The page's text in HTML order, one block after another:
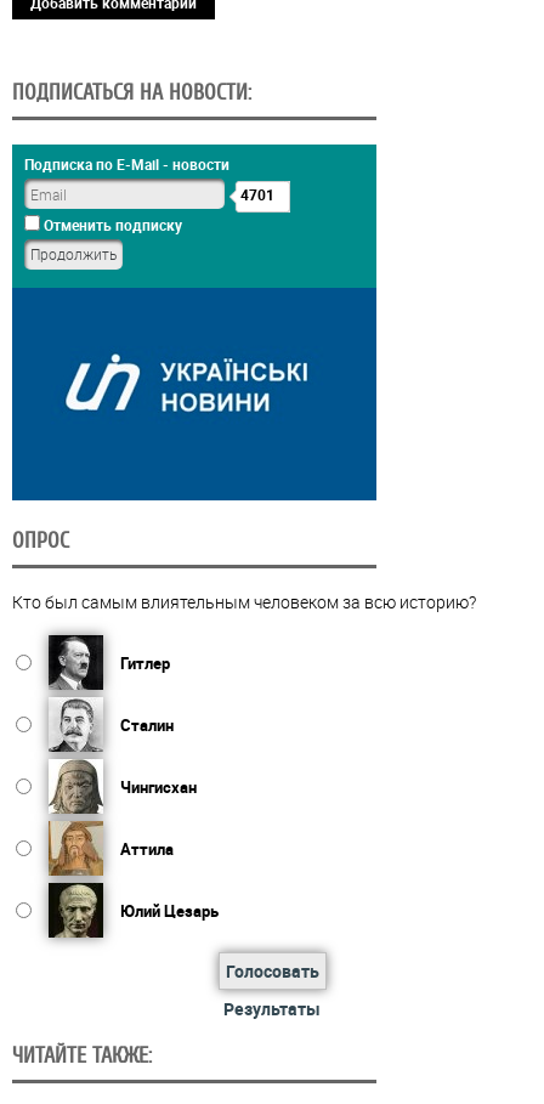
ПОДПИСАТЬСЯ НА НОВОСТИ:
Подписка по E-Mail - новости
4701
Отменить подписку
ОПРОС
Кто был самым влиятельным человеком за всю историю?
Гитлер
Сталин
Чингисхан
Аттила
Юлий Цезарь
Голосовать
Результаты
ЧИТАЙТЕ ТАКЖЕ: